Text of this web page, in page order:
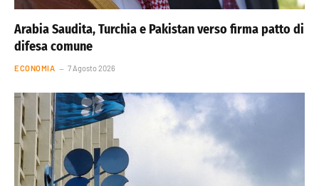
Arabia Saudita, Turchia e Pakistan verso firma patto di
difesa comune
ECONOMIA 7 Agosto 2026